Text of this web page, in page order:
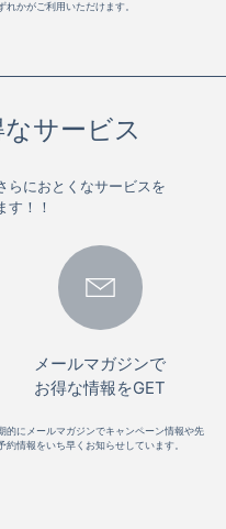
れかがご利用いただけます。
サービス
らにおとくなサービスを
す！！
メールマガジンで
お得な情報をGET
的にメールマガジンでキャンペーン情報や先
約情報をいち早くお知らせしています。